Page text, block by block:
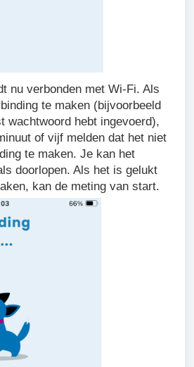
nu verbonden met Wi-Fi. Als
te maken (bijvoorbeeld
wachtwoord hebt ingevoerd),
of vijf melden dat het niet
te maken. Je kan het
doorlopen. Als het is gelukt
kan de meting van start.